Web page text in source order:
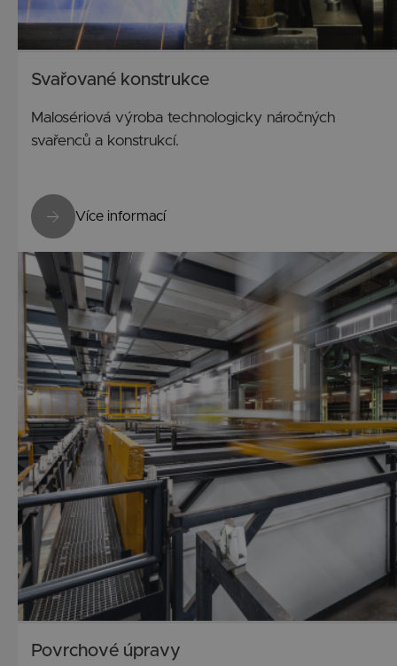
Svařované konstrukce
Malosériová výroba technologicky náročných
svařenců a konstrukcí.
Více informací
Povrchové úpravy